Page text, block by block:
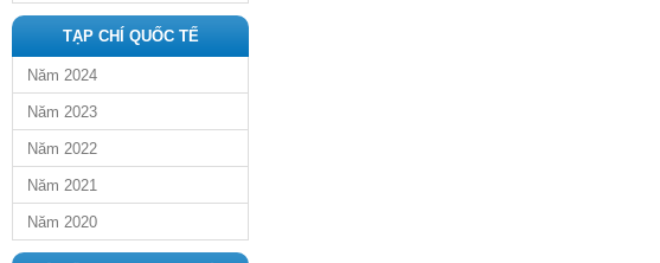
TẠP CHÍ QUỐC TẾ
Năm 2024
Năm 2023
Năm 2022
Năm 2021
Năm 2020